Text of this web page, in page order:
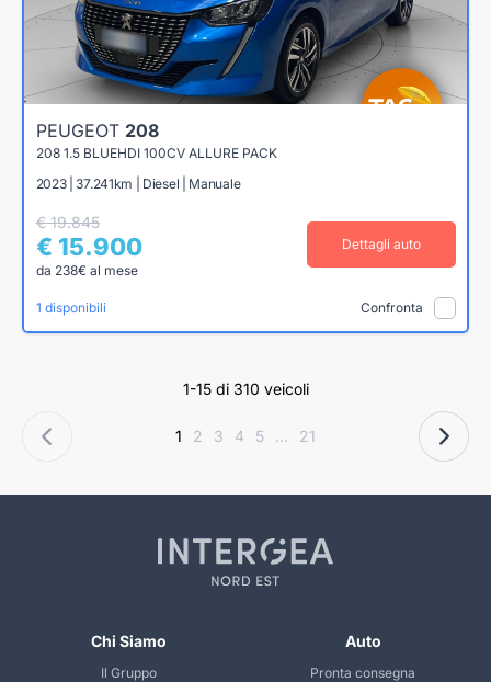
PEUGEOT 208
208 1.5 BLUEHDI 100CV ALLURE PACK
2023 | 37.241km | Diesel | Manuale
€ 19.845
€ 15.900
da 238€ al mese
Dettagli auto
1 disponibili Confronta
1-15 di 310 veicoli
1 2 3 4 5 ... 21
Chi Siamo
Il Gruppo
Auto
Pronta consegna